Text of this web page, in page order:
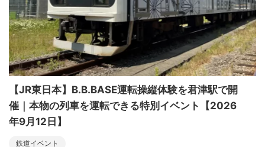
【JR東日本】B.B.BASE運転操縦体験を君津駅で開
催｜本物の列車を運転できる特別イベント【2026
年9月12日】
鉄道イベント